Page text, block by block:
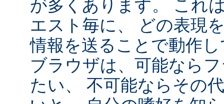
が多くあります。 これ
エスト毎に、 どの表現
情報を送ることで動作
ブラウザは、可能なら
たい、 不可能ならその